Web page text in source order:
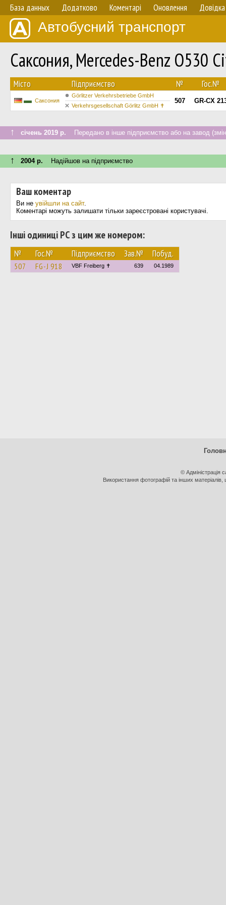
База данных Додатково Коментарі Оновлення Довідка
Автобусний транспорт
Саксония, Mercedes-Benz O530
Мiсто Підприємство № Гос.№
Саксония
Görlitzer Verkehrsbetriebe GmbH
507 GR-CX
Verkehrsgesellschaft Görlitz GmbH ✝
↑ січень 2019 р. Передано в інше підприємство або на завод
↑ 2004 р. Надійшов на підприємство
Ваш коментар
Ви не увійшли на сайт.
Коментарі можуть залишати тільки зареєстровані користувачі.
Інші одиниці РС з цим же номером:
№ Гос.№ Підприємство Зав.№ Побуд.
507 FG-J 918 VBF Freiberg ✝ 639 04.1989
© Адміністрація
Використання фотографій та інших матеріалів,